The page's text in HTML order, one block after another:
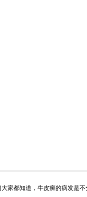
都知道，牛皮癣的病发是不